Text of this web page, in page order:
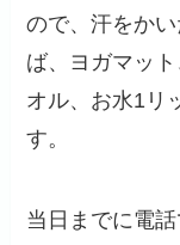
ので、汗をか
ば、ヨガマッ
オル、お水1リ
す。
当日までに電